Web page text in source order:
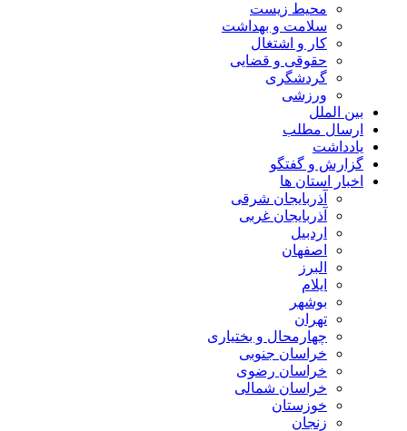
محیط زیست
سلامت و بهداشت
کار و اشتغال
حقوقی و قضایی
گردشگری
ورزشی
بین الملل
ارسال مطلب
یادداشت
گزارش و گفتگو
اخبار استان ها
آذربایجان شرقی
آذربایجان غربی
اردبیل
اصفهان
البرز
ایلام
بوشهر
تهران
چهارمحال و بختیاری
خراسان جنوبی
خراسان رضوی
خراسان شمالی
خوزستان
زنجان